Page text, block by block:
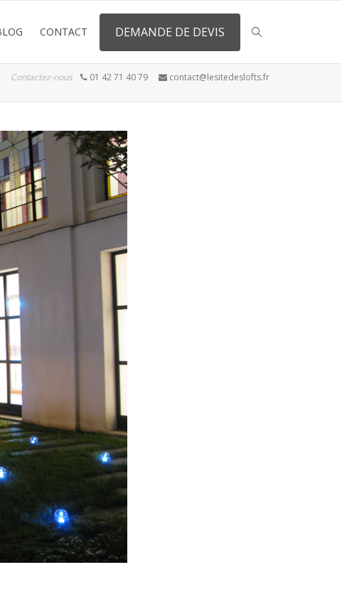
CONTACT DEMANDE DE DEVIS
Contactez-nous 01 42 71 40 79 contact@lesitedeslofts.fr